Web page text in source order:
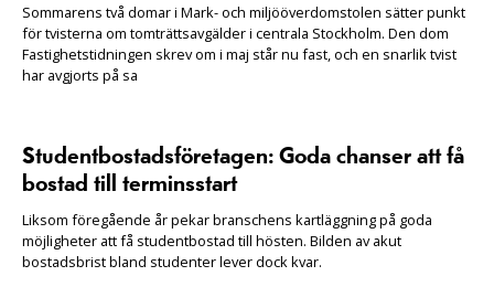
Sommarens två domar i Mark- och miljööverdomstolen sätter punkt
för tvisterna om tomträttsavgälder i centrala Stockholm. Den dom
Fastighetstidningen skrev om i maj står nu fast, och en snarlik tvist
har avgjorts på sa
Studentbostadsföretagen: Goda chanser att få
bostad till terminsstart
Liksom föregående år pekar branschens kartläggning på goda
möjligheter att få studentbostad till hösten. Bilden av akut
bostadsbrist bland studenter lever dock kvar.